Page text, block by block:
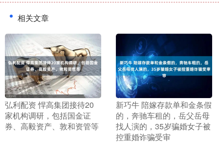
相关文章
​弘利配资 悍高集团接待20
家机构调研，包括国金证
券、高毅资产、敦和资管等
​新巧牛 陪嫁存款单和金条假
的，奔驰车租的，岳父岳母
找人演的，35岁骗婚女子被
控重婚诈骗受审